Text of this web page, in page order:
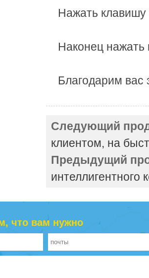
Нажать клавишу
Наконец нажать
Благодарим вас
Следующий
клиентом, на
Предыдущий
интеллигентного
что вам нужно